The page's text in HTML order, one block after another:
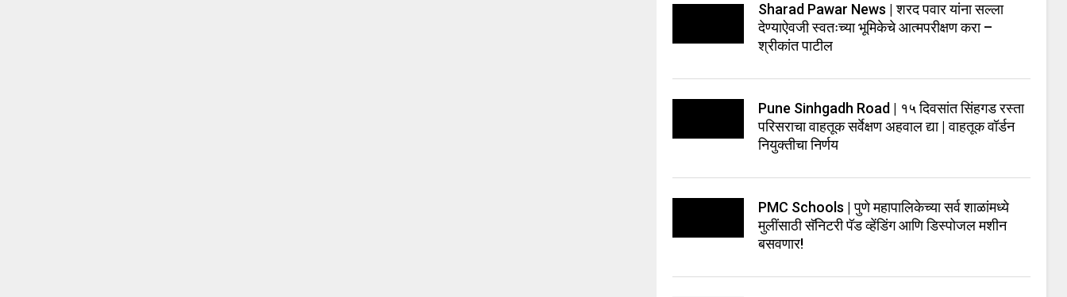
Sharad Pawar News | शरद पवार यांना सल्ला
देण्याऐवजी स्वतःच्या भूमिकेचे आत्मपरीक्षण करा –
श्रीकांत पाटील
Pune Sinhgadh Road | १५ दिवसांत सिंहगड रस्ता
परिसराचा वाहतूक सर्वेक्षण अहवाल द्या | वाहतूक वॉर्डन
नियुक्तीचा निर्णय
PMC Schools | पुणे महापालिकेच्या सर्व शाळांमध्ये
मुलींसाठी सॅनिटरी पॅड व्हेंडिंग आणि डिस्पोजल मशीन
बसवणार!